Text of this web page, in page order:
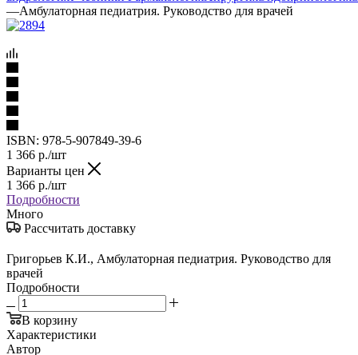
—Амбулаторная педиатрия. Руководство для врачей
ISBN: 978-5-907849-39-6
1 366 р./шт
Варианты цен
1 366 р./шт
Подробности
Много
Рассчитать доставку
Григорьев К.И., Амбулаторная педиатрия. Руководство для
врачей
Подробности
В корзину
Характеристики
Автор